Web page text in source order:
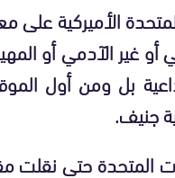
الأميركية
أو غير الآدمي أو
بل ومن أول
جنيف.
المتحدة حتى نقلت